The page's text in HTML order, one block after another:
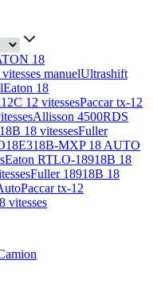
18
manuelUltrashift
Eaton 18
12 vitessesPaccar tx-12
Allisson 4500RDS
18 vitessesFuller
MXP 18 AUTO
Eaton RTLO-18918B 18
Fuller 18918B 18
Paccar tx-12
vitesses